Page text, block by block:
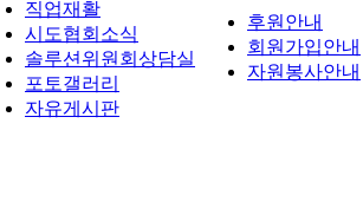
직업재활
시도협회소식
솔루션위원회상담실
포토갤러리
자유게시판
후원안내
회원가입안내
자원봉사안내